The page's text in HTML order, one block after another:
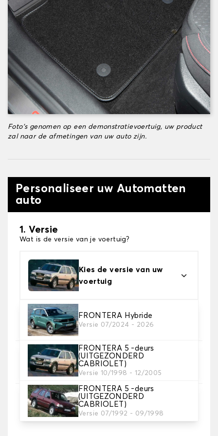
Foto's genomen op een demonstratievoertuig, uw product
zal naar de afmetingen van uw auto zijn.
Personaliseer uw Automatten
auto
1. Versie
Wat is de versie van je voertuig?
Kies de versie van uw
voertuig
FRONTERA Hybride
Versie 07/2024 - 2026
FRONTERA 5 -deurs
(UITGEZONDERD
CABRIOLET)
Versie 10/1998 - 12/2005
FRONTERA 5 -deurs
(UITGEZONDERD
CABRIOLET)
Versie 07/1992 - 09/1998
2. Materiaal
Kies het materiaal van uw automatten
3. Aantal matten
Selecteer het aantal automatten dat je nodig hebt.
4. Tapijt kleuren
Kies de kleur van je tapijt ..